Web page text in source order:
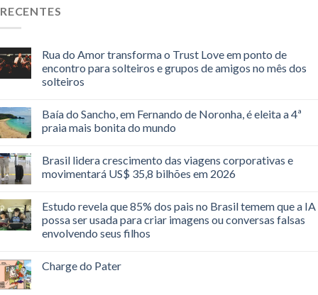
RECENTES
Rua do Amor transforma o Trust Love em ponto de
encontro para solteiros e grupos de amigos no mês dos
solteiros
Baía do Sancho, em Fernando de Noronha, é eleita a 4ª
praia mais bonita do mundo
Brasil lidera crescimento das viagens corporativas e
movimentará US$ 35,8 bilhões em 2026
Estudo revela que 85% dos pais no Brasil temem que a IA
possa ser usada para criar imagens ou conversas falsas
envolvendo seus filhos
Charge do Pater